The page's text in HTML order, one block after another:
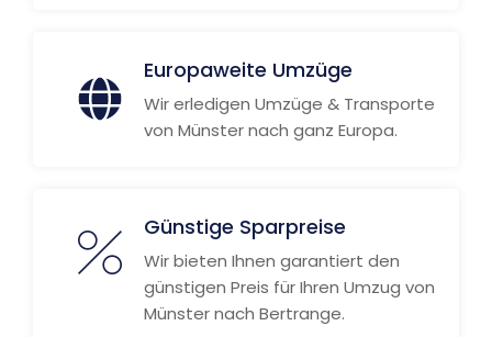
Europaweite Umzüge
Wir erledigen Umzüge & Transporte
von Münster nach ganz Europa.
Günstige Sparpreise
Wir bieten Ihnen garantiert den
günstigen Preis für Ihren Umzug von
Münster nach Bertrange.